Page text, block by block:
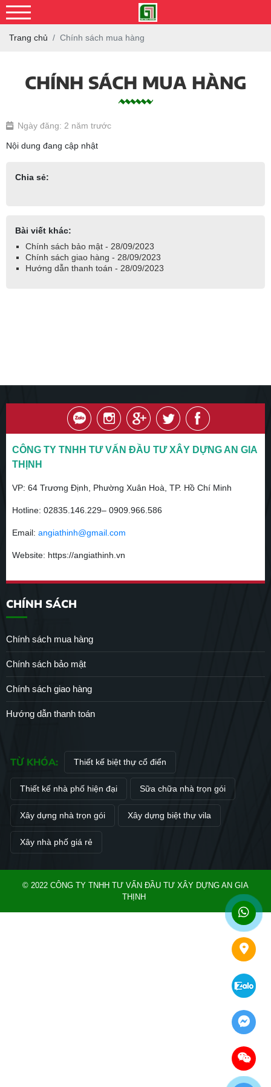
Trang chủ Chính sách mua hàng
CHÍNH SÁCH MUA HÀNG
Ngày đăng: 2 năm trước
Nội dung đang cập nhật
Chia sẻ:
Bài viết khác:
Chính sách bảo mật - 28/09/2023
Chính sách giao hàng - 28/09/2023
Hướng dẫn thanh toán - 28/09/2023
CÔNG TY TNHH TƯ VẤN ĐẦU TƯ XÂY DỰNG AN GIA
THỊNH
VP: 64 Trương Định, Phường Xuân Hoà, TP. Hồ Chí Minh
Hotline: 02835.146.229– 0909.966.586
Email: angiathinh@gmail.com
Website: https://angiathinh.vn
CHÍNH SÁCH
Chính sách mua hàng
Chính sách bảo mật
Chính sách giao hàng
Hướng dẫn thanh toán
TỪ KHÓA: Thiết kế biệt thự cổ điển
Thiết kế nhà phố hiện đại Sữa chữa nhà trọn gói
Xây dựng nhà trọn gói Xây dựng biệt thự vila
Xây nhà phố giá rẻ
© 2022 CÔNG TY TNHH TƯ VẤN ĐẦU TƯ XÂY DỰNG AN GIA
THỊNH